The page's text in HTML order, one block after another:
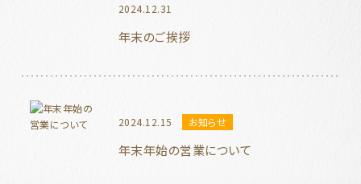
2024.12.31
年末のご挨拶
2024.12.15 お知らせ
年末年始の営業について